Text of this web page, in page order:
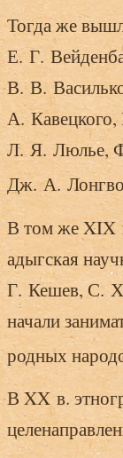
Тогда же
Е. Г.
В. В.
А.
Л. Я. Люлье,
Дж. А.
В том же XIX
адыгская
Г. Кешев, С.
начали
родных
В XX в.